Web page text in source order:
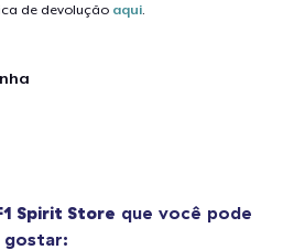
de devolução aqui.
Spirit Store que você pode
gostar: